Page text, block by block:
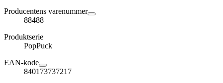
Producentens varenummer
88488
Produktserie
PopPuck
EAN-kode
840173737217